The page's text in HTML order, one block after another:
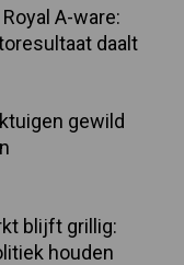
A-ware:
daalt
gewild
blijft grillig:
houden